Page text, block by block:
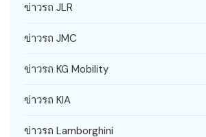
ข่าวรถ JLR
ข่าวรถ JMC
ข่าวรถ KG Mobility
ข่าวรถ KIA
ข่าวรถ Lamborghini